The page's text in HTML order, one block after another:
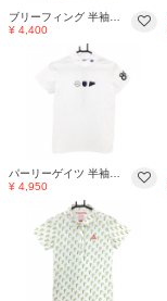
ブリーフィング 半袖ハイネックシャツ 白 背面センターロゴ ロゴ黒 レディース S ゴルフウェア BRIEFING
¥ 4,400
パーリーゲイツ 半袖ハイネックシャツ 白×黒 後ろセンターライン レディース 1(M) ゴルフウェア PEARLY GATES
¥ 4,950